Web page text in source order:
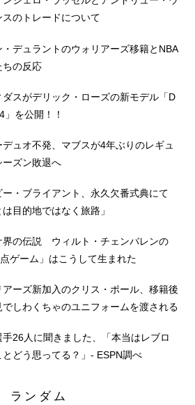
スのトレードについて
・デュラントのウォリアーズ移籍とNBA
ちの反応
ダスがデリック・ローズの新モデル「D
」を公開！！
デュオ不発、マブスが4年ぶりのレギュ
ーズン敗退へ
ー・ブライアント、永久欠番式典にて
は目的地ではなく旅路」
界の伝説 ウィルト・チェンバレンの
点ゲーム」はこうして生まれた
アーズ新加入のクリス・ポール、移籍後
でしわくちゃのユニフォームを渡される
手26人に聞きました、「本当はレブロ
とどう思ってる？」- ESPN調べ
ランダム